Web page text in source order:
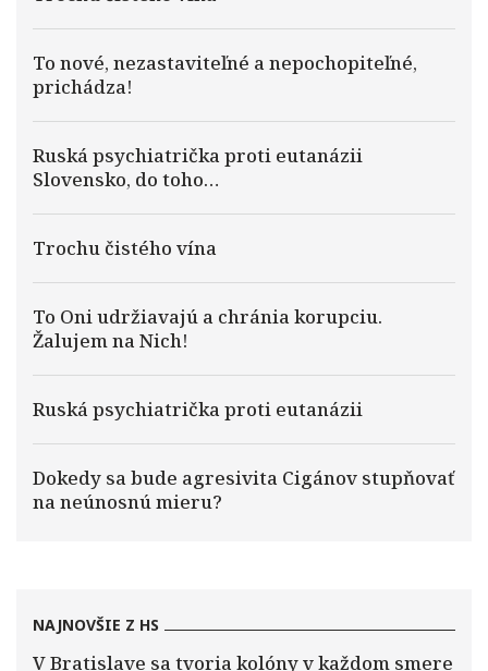
To nové, nezastaviteľné a nepochopiteľné,
prichádza!
Ruská psychiatrička proti eutanázii
Slovensko, do toho…
Trochu čistého vína
To Oni udržiavajú a chránia korupciu.
Žalujem na Nich!
Ruská psychiatrička proti eutanázii
Dokedy sa bude agresivita Cigánov stupňovať
na neúnosnú mieru?
NAJNOVŠIE Z HS
V Bratislave sa tvoria kolóny v každom smere